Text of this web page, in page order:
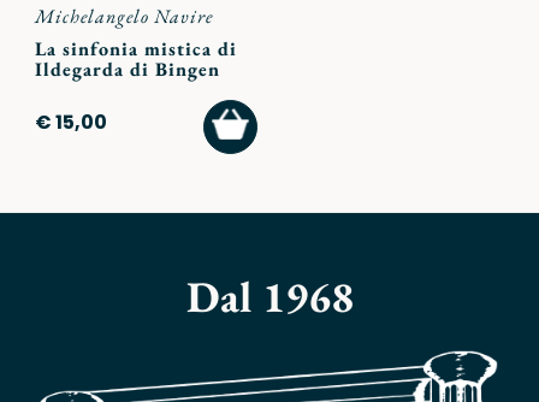
Michelangelo Navire
La sinfonia mistica di
Ildegarda di Bingen
€ 15,00
AGGIUNGI
AL
CARRELLO
Dal 1968